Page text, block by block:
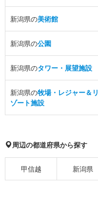
新潟県の美術館
新潟県の公園
新潟県のタワー・展望施設
新潟県の牧場・レジャー＆リ
ゾート施設
周辺の都道府県から探す
甲信越 新潟県